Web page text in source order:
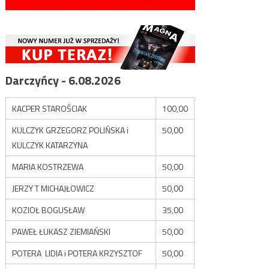
Darczyńcy - 6.08.2026
KACPER STAROŚCIAK
100,00
KULCZYK GRZEGORZ POLIŃSKA i
KULCZYK KATARZYNA
50,00
MARIA KOSTRZEWA
50,00
JERZY T MICHAJŁOWICZ
50,00
KOZIOŁ BOGUSŁAW
35,00
PAWEŁ ŁUKASZ ZIEMIAŃSKI
50,00
POTERA LIDIA i POTERA KRZYSZTOF
50,00